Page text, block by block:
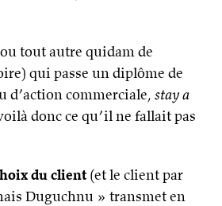
tout autre quidam de
qui passe un diplôme de
d’action commerciale, stay a
donc ce qu’il ne fallait pas
du client (et le client par
Duguchnu » transmet en